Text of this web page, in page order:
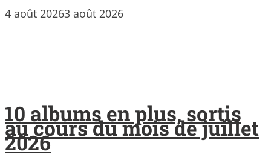
4 août 20263 août 2026
10 albums en plus, sortis
au cours du mois de juillet
2026